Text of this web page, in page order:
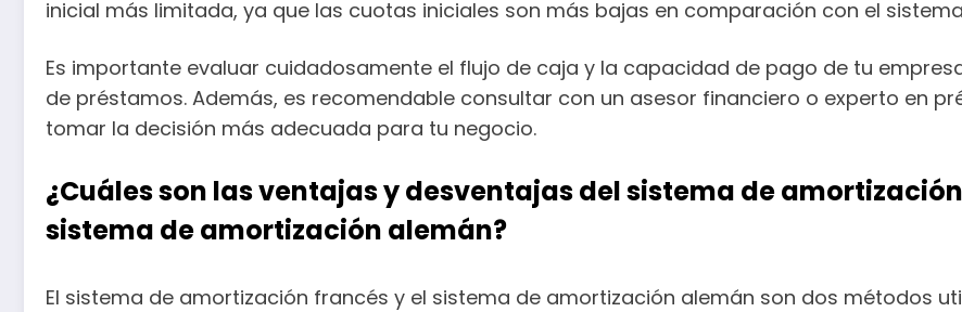
inicial más limitada, ya que las cuotas iniciales son más bajas en comparación con el
Es importante evaluar cuidadosamente el flujo de caja y la capacidad de pago de tu
de préstamos. Además, es recomendable consultar con un asesor financiero o experto en
tomar la decisión más adecuada para tu negocio.
¿Cuáles son las ventajas y desventajas del sistema de
sistema de amortización alemán?
El sistema de amortización francés y el sistema de amortización alemán son dos métodos